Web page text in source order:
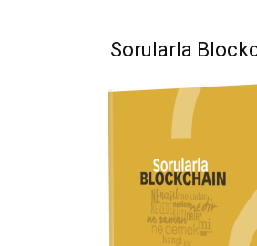
Sorularla